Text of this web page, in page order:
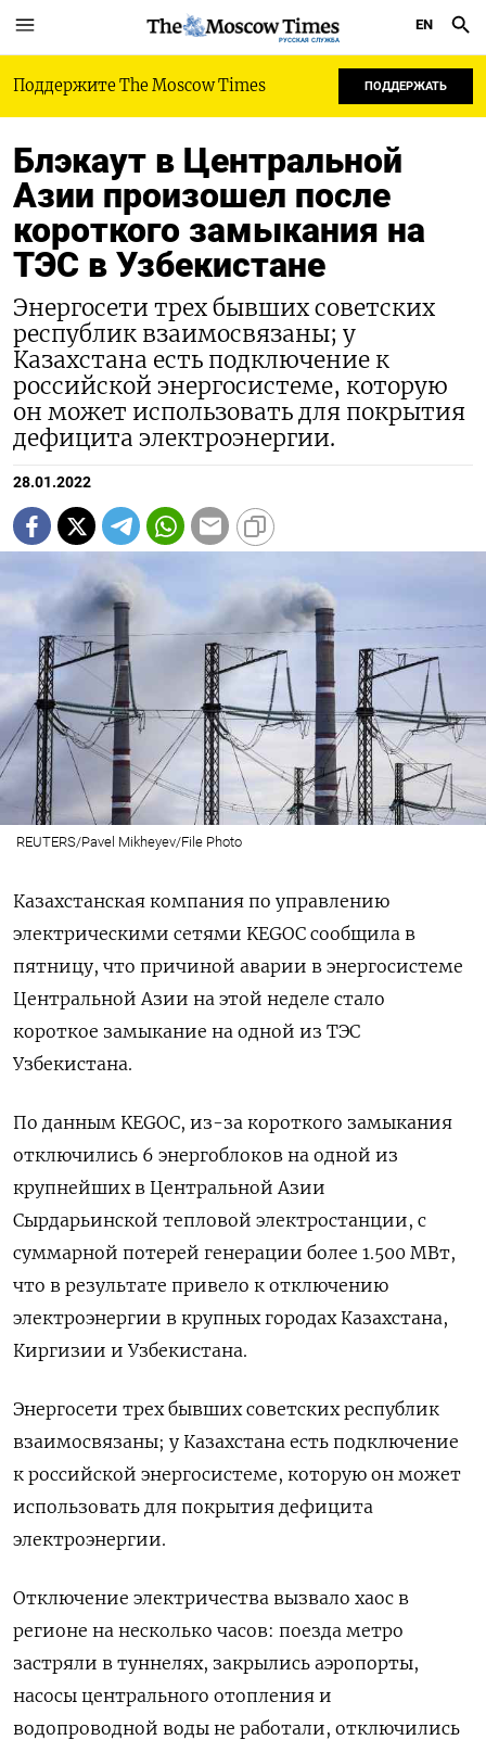
РУССКАЯ СЛУЖБА
EN
Поддержите The Moscow Times ПОДДЕРЖАТЬ
Блэкаут в Центральной
Азии произошел после
короткого замыкания на
ТЭС в Узбекистане
Энергосети трех бывших советских
республик взаимосвязаны; у
Казахстана есть подключение к
российской энергосистеме, которую
он может использовать для покрытия
дефицита электроэнергии.
28.01.2022
REUTERS/Pavel Mikheyev/File Photo
Казахстанская компания по управлению
электрическими сетями KEGOC сообщила в
пятницу, что причиной аварии в энергосистеме
Центральной Азии на этой неделе стало
короткое замыкание на одной из ТЭС
Узбекистана.
По данным KEGOC, из-за короткого замыкания
отключились 6 энергоблоков на одной из
крупнейших в Центральной Азии
Сырдарьинской тепловой электростанции, с
суммарной потерей генерации более 1.500 МВт,
что в результате привело к отключению
электроэнергии в крупных городах Казахстана,
Киргизии и Узбекистана.
Энергосети трех бывших советских республик
взаимосвязаны; у Казахстана есть подключение
к российской энергосистеме, которую он может
использовать для покрытия дефицита
электроэнергии.
Отключение электричества вызвало хаос в
регионе на несколько часов: поезда метро
застряли в туннелях, закрылись аэропорты,
насосы центрального отопления и
водопроводной воды не работали, отключились